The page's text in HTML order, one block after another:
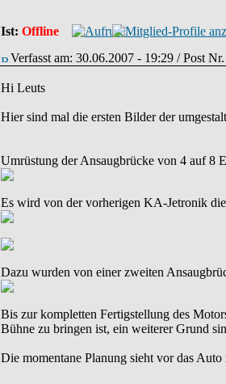
Ist: Offline
Verfasst am: 30.06.2007 - 19:29 / Post
Hi Leuts
Hier sind mal die ersten Bilder der
Umrüstung der Ansaugbrücke von 4 auf 8
Es wird von der vorherigen KA-Jetronik
Dazu wurden von einer zweiten
Bis zur kompletten Fertigstellung des
Bühne zu bringen ist, ein weiterer Grund
Die momentane Planung sieht vor das